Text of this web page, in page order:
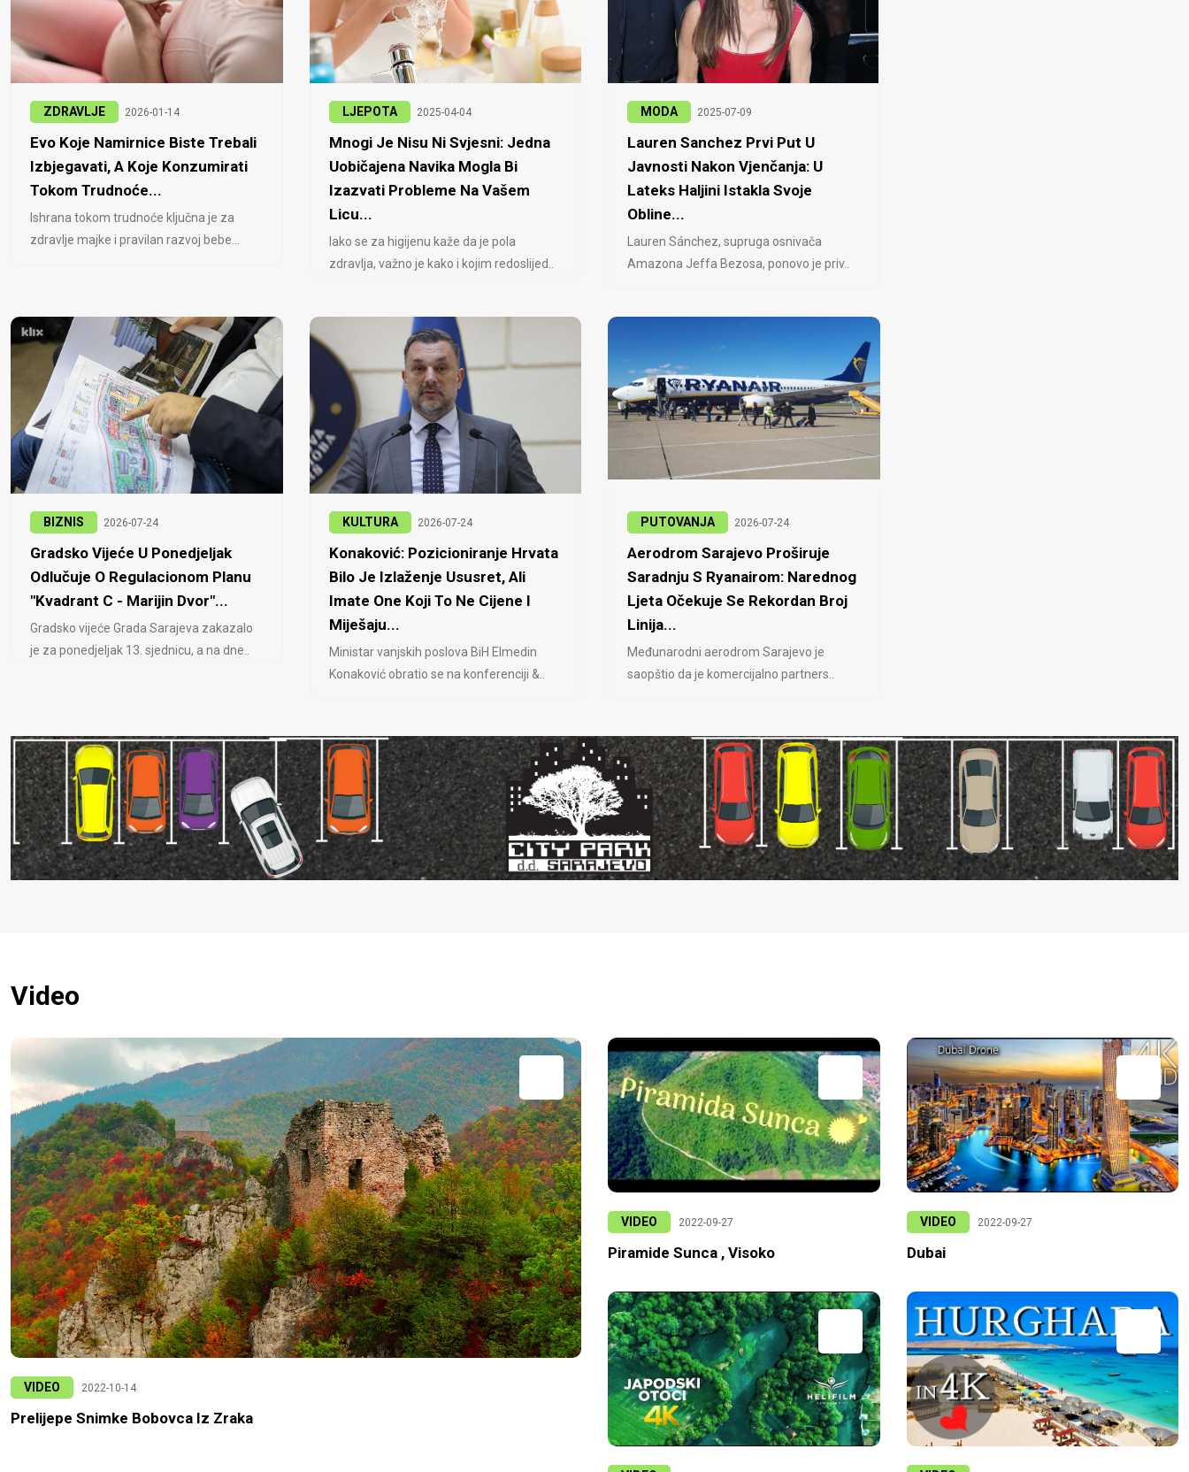
ZDRAVLJE 2026-01-14
Evo Koje Namirnice Biste Trebali
Izbjegavati, A Koje Konzumirati
Tokom Trudnoće...
Ishrana tokom trudnoće ključna je za
zdravlje majke i pravilan razvoj bebe...
LJEPOTA 2025-04-04
Mnogi Je Nisu Ni Svjesni: Jedna
Uobičajena Navika Mogla Bi
Izazvati Probleme Na Vašem
Licu...
Iako se za higijenu kaže da je pola
zdravlja, važno je kako i kojim redoslijed..
MODA 2025-07-09
Lauren Sanchez Prvi Put U
Javnosti Nakon Vjenčanja: U
Lateks Haljini Istakla Svoje
Obline...
Lauren Sánchez, supruga osnivača
Amazona Jeffa Bezosa, ponovo je priv..
BIZNIS 2026-07-24
Gradsko Vijeće U Ponedjeljak
Odlučuje O Regulacionom Planu
"Kvadrant C - Marijin Dvor"...
Gradsko vijeće Grada Sarajeva zakazalo
je za ponedjeljak 13. sjednicu, a na dne..
KULTURA 2026-07-24
Konaković: Pozicioniranje Hrvata
Bilo Je Izlaženje Ususret, Ali
Imate One Koji To Ne Cijene I
Miješaju...
Ministar vanjskih poslova BiH Elmedin
Konaković obratio se na konferenciji &..
PUTOVANJA 2026-07-24
Aerodrom Sarajevo Proširuje
Saradnju S Ryanairom: Narednog
Ljeta Očekuje Se Rekordan Broj
Linija...
Međunarodni aerodrom Sarajevo je
saopštio da je komercijalno partners..
Video
VIDEO 2022-10-14
Prelijepe Snimke Bobovca Iz Zraka
VIDEO 2022-09-27
Piramide Sunca , Visoko
VIDEO 2022-09-27
Dubai